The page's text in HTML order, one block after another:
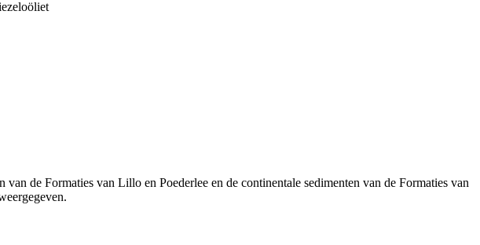
de Formaties van Lillo en Poederlee en de continentale sedimenten van de Formaties van